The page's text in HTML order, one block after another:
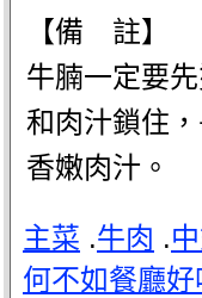
【備 註】
牛腩一定要
和肉汁鎖住
香嫩肉汁。
主菜 .牛肉 .
何不如餐廳好